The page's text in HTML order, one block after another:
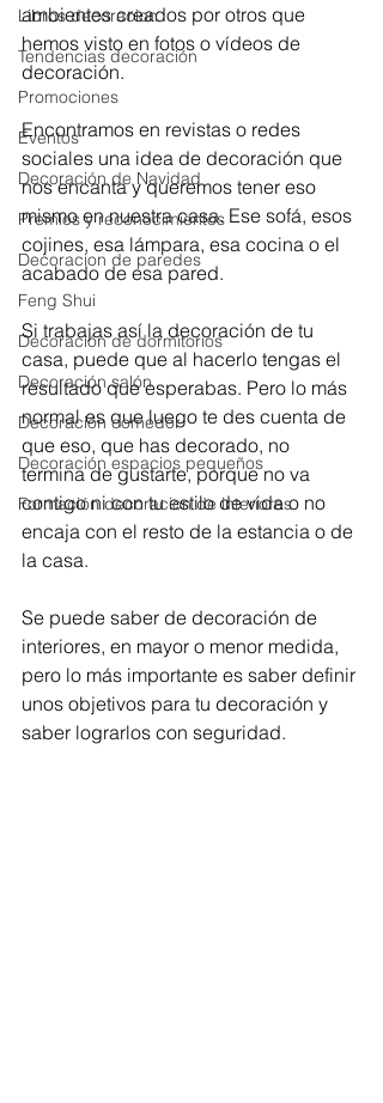
Libros decoracion
Tendencias decoración
Promociones
Eventos
Decoración de Navidad
Premios y reconocimientos
Decoracion de paredes
Feng Shui
Decoración de dormitorios
Decoración salón
Decoración comedor
Decoración espacios pequeños
Formación decoracion de interiores
ambientes creados por otros que
hemos visto en fotos o vídeos de
decoración.
Encontramos en revistas o redes
sociales una idea de decoración que
nos encanta y queremos tener eso
mismo en nuestra casa. Ese sofá, esos
cojines, esa lámpara, esa cocina o el
acabado de esa pared.
Si trabajas así la decoración de tu
casa, puede que al hacerlo tengas el
resultado que esperabas. Pero lo más
normal es que luego te des cuenta de
que eso, que has decorado, no
termina de gustarte, porque no va
contigo ni con tu estilo de vida o no
encaja con el resto de la estancia o de
la casa.
Se puede saber de decoración de
interiores, en mayor o menor medida,
pero lo más importante es saber definir
unos objetivos para tu decoración y
saber lograrlos con seguridad.